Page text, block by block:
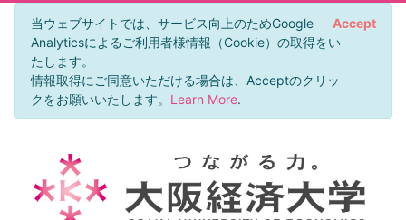
当ウェブサイトでは、サービス向上のためGoogle
Analyticsによるご利用者様情報（Cookie）の取得をい
たします。
情報取得にご同意いただける場合は、Acceptのクリッ
クをお願いいたします。 Learn More.
Accept